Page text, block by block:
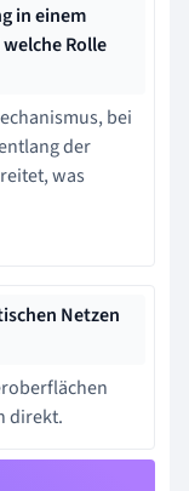
in einem
Rolle
bei
der
was
Netzen
direkt.